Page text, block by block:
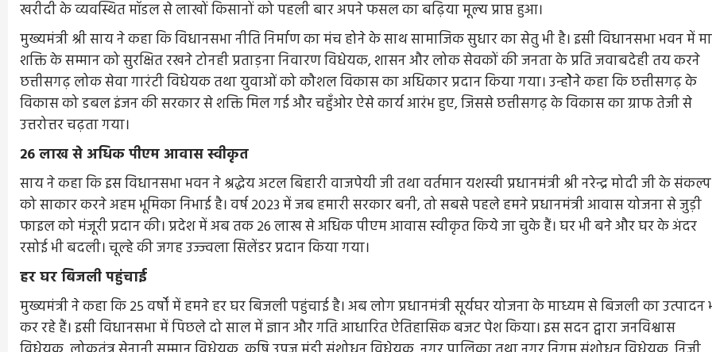
खरीदी के व्यवस्थित मॉडल से लाखों किसानों को पहली बार अपने फसल का बढ़िया मूल्य प्राप्त हुआ।
मुख्यमंत्री श्री साय ने कहा कि विधानसभा नीति निर्माण का मंच होने के साथ सामाजिक सुधार का सेतु भी है। इसी विधानसभा भवन में
शक्ति के सम्मान को सुरक्षित रखने टोनही प्रताड़ना निवारण विधेयक, शासन और लोक सेवकों की जनता के प्रति जवाबदेही तय करने
छत्तीसगढ़ लोक सेवा गारंटी विधेयक तथा युवाओं को कौशल विकास का अधिकार प्रदान किया गया। उन्होेने कहा कि छत्तीसगढ़ के
विकास को डबल इंजन की सरकार से शक्ति मिल गई और चहुँओर ऐसे कार्य आरंभ हुए, जिससे छत्तीसगढ़ के विकास का ग्राफ तेजी से
उत्तरोत्तर चढ़ता गया।
26 लाख से अधिक पीएम आवास स्वीकृत
साय ने कहा कि इस विधानसभा भवन ने श्रद्धेय अटल बिहारी वाजपेयी जी तथा वर्तमान यशस्वी प्रधानमंत्री श्री नरेन्द्र मोदी जी के संकल्प
को साकार करने अहम भूमिका निभाई है। वर्ष 2023 में जब हमारी सरकार बनी, तो सबसे पहले हमने प्रधानमंत्री आवास योजना से जुड़ी
फाइल को मंजूरी प्रदान की। प्रदेश में अब तक 26 लाख से अधिक पीएम आवास स्वीकृत किये जा चुके हैं। घर भी बने और घर के अंदर
रसोई भी बदली। चूल्हे की जगह उज्ज्वला सिलेंडर प्रदान किया गया।
हर घर बिजली पहुंचाई
मुख्यमंत्री ने कहा कि 25 वर्षों में हमने हर घर बिजली पहुंचाई है। अब लोग प्रधानमंत्री सूर्यघर योजना के माध्यम से बिजली का उत्पादन
कर रहे हैं। इसी विधानसभा में पिछले दो साल में ज्ञान और गति आधारित ऐतिहासिक बजट पेश किया। इस सदन द्वारा जनविश्वास